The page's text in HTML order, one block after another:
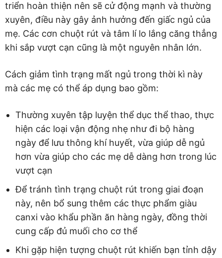
triển hoàn thiện nên sẽ cử động mạnh và thường
xuyên, điều này gây ảnh hưởng đến giấc ngủ của
mẹ. Các cơn chuột rút và tâm lí lo lắng căng thẳng
khi sắp vượt cạn cũng là một nguyên nhân lớn.
Cách giảm tình trạng mất ngủ trong thời kì này
mà các mẹ có thể áp dụng bao gồm:
Thường xuyên tập luyện thể dục thể thao, thực
hiện các loại vận động nhẹ như đi bộ hàng
ngày để lưu thông khí huyết, vừa giúp dễ ngủ
hơn vừa giúp cho các mẹ dễ dàng hơn trong lúc
vượt cạn
Để tránh tình trạng chuột rút trong giai đoạn
này, nên bổ sung thêm các thực phẩm giàu
canxi vào khẩu phần ăn hàng ngày, đồng thời
cung cấp đủ muối cho cơ thể
Khi gặp hiện tượng chuột rút khiến bạn tỉnh dậy